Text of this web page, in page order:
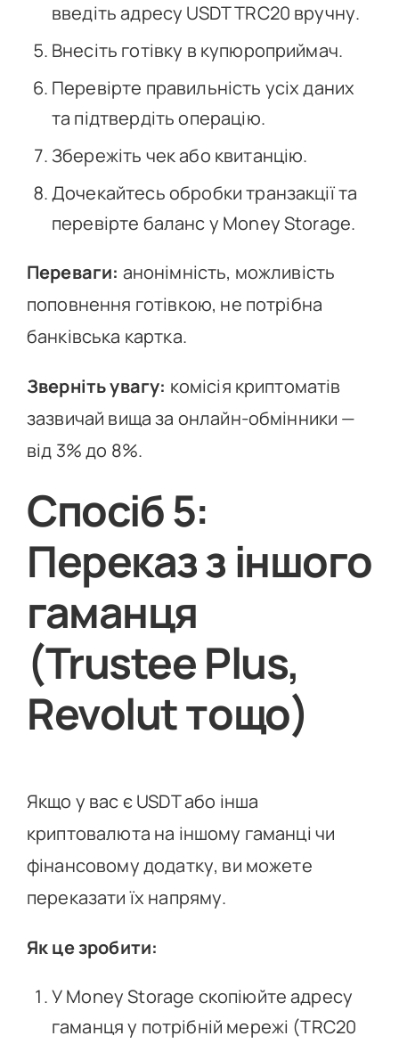
введіть адресу USDT TRC20 вручну.
Внесіть готівку в купюроприймач.
Перевірте правильність усіх даних
та підтвердіть операцію.
Збережіть чек або квитанцію.
Дочекайтесь обробки транзакції та
перевірте баланс у Money Storage.
Переваги: анонімність, можливість
поповнення готівкою, не потрібна
банківська картка.
Зверніть увагу: комісія криптоматів
зазвичай вища за онлайн-обмінники —
від 3% до 8%.
Спосіб 5:
Переказ з іншого
гаманця
(Trustee Plus,
Revolut тощо)
Якщо у вас є USDT або інша
криптовалюта на іншому гаманці чи
фінансовому додатку, ви можете
переказати їх напряму.
Як це зробити:
У Money Storage скопіюйте адресу
гаманця у потрібній мережі (TRC20